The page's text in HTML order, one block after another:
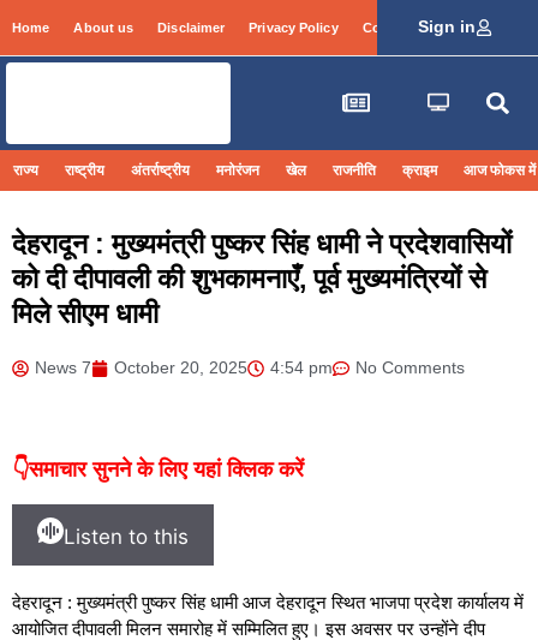
Home About us Disclaimer Privacy Policy Contact Info Login
Sign in
राज्य राष्ट्रीय अंतर्राष्ट्रीय मनोरंजन खेल राजनीति क्राइम आज फोकस में
देहरादून : मुख्यमंत्री पुष्कर सिंह धामी ने प्रदेशवासियों
को दी दीपावली की शुभकामनाएँ, पूर्व मुख्यमंत्रियों से
मिले सीएम धामी
News 7 October 20, 2025 4:54 pm No Comments
👇समाचार सुनने के लिए यहां क्लिक करें
Listen to this
देहरादून : मुख्यमंत्री पुष्कर सिंह धामी आज देहरादून स्थित भाजपा प्रदेश कार्यालय में
आयोजित दीपावली मिलन समारोह में सम्मिलित हुए। इस अवसर पर उन्होंने दीप